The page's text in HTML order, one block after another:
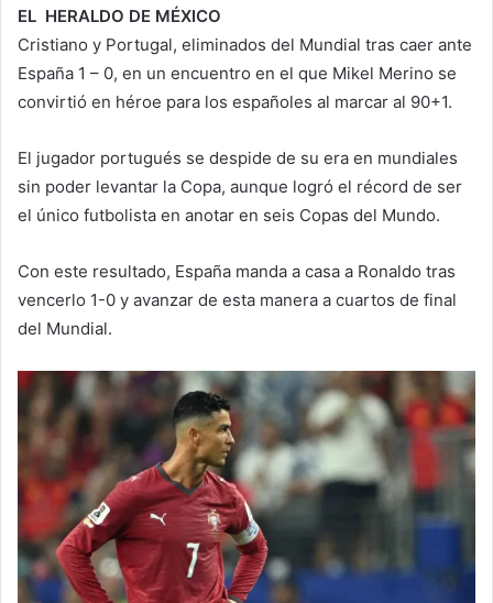
EL HERALDO DE MÉXICO
Cristiano y Portugal, eliminados del Mundial tras caer ante
España 1 – 0, en un encuentro en el que Mikel Merino se
convirtió en héroe para los españoles al marcar al 90+1.
El jugador portugués se despide de su era en mundiales
sin poder levantar la Copa, aunque logró el récord de ser
el único futbolista en anotar en seis Copas del Mundo.
Con este resultado, España manda a casa a Ronaldo tras
vencerlo 1-0 y avanzar de esta manera a cuartos de final
del Mundial.